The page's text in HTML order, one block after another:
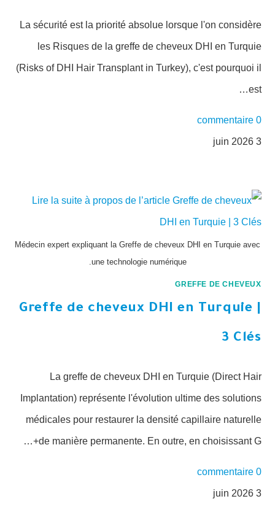
La sécurité est la priorité absolue lorsque l'on considère
les Risques de la greffe de cheveux DHI en Turquie
(Risks of DHI Hair Transplant in Turkey), c'est pourquoi il
est…
0 commentaire
3 juin 2026
Médecin expert expliquant la Greffe de cheveux DHI en Turquie avec
une technologie numérique.
GREFFE DE CHEVEUX
Greffe de cheveux DHI en Turquie |
3 Clés
La greffe de cheveux DHI en Turquie (Direct Hair
Implantation) représente l'évolution ultime des solutions
médicales pour restaurer la densité capillaire naturelle
de manière permanente. En outre, en choisissant G+…
0 commentaire
3 juin 2026